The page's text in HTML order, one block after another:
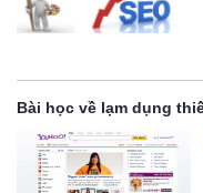
Bài học về lạm dụng